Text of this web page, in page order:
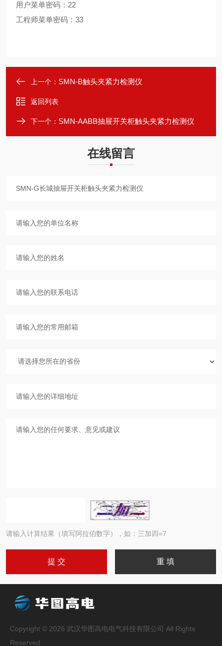
用户菜单密码：22
工程师菜单密码：33
上一个： SMN-B触头夹紧力检测仪
返回列表
下一个： SMN-AABB抽屉开关柜触头夹紧力检测仪
在线留言
请输入计算结果（填写阿拉伯数字），如：三加四=7
Copyright © 2026 武汉华图高电电气科技有限公司 All Rights
Reserved